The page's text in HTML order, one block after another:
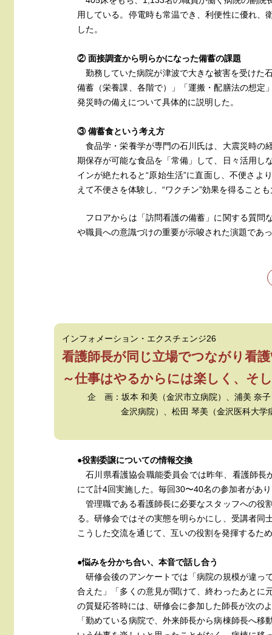
用している。停電時も常温でき、利便性に優れ
した。
② 面接調査から明らかになった備蓄の課題
勤務していた病院が津波で大きな被害を受けた
備蓄（栄養課、各階で）」「運搬・配膳法の想定
発災時の備えについて具体的に説明した。
③ 備蓄食という考え方
食品学・栄養学が専門の石川氏は、大震災時の
期保存が可能な食品を「常備」して、日々活用し
インが絶たれると“原始生活”に直面し、不便さ
えて不便さを体験し、“ワクチン”効果を得ること
フロアからは「訪問看護の備蓄」に関する質問
や職員への意識づけの重要が示唆された演題であ
インフォメーション・エクスチェンジ26
看護師長が同じ立場でつながり看
～仕事はやるからには楽しく、そ
企 画：坂本 和美（金沢市立病院）、浦美 奈
金沢病院）、松田 琴美（金沢医科大
●役割委譲についての情報交換
石川県看護協会職能委員会では昨年、看護師長
にて計4回実施した。毎回30〜40名の参加者があ
管理職である看護師長に必要なスタッフへの役
る。研修会ではその実態を明らかにし、受講者同
こうした交流を通じて、互いの役割を発揮するた
●悩みを分かち合い、本音で話し合う
研修会後のアンケートでは「病院の規模が違っ
合えた」「多くの意見が聞けて、終わったあとに
の質疑応答時には、研修会に参加した師長が次の
「勤めている病院で、外来師長から病棟師長へ